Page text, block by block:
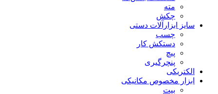
مته
چکش
سایز ابزارآلات دستی
چسب
دستکش کار
پیچ
پنچرگیری
الکتریکی
ابزار مخصوص مکانیکی
بیت